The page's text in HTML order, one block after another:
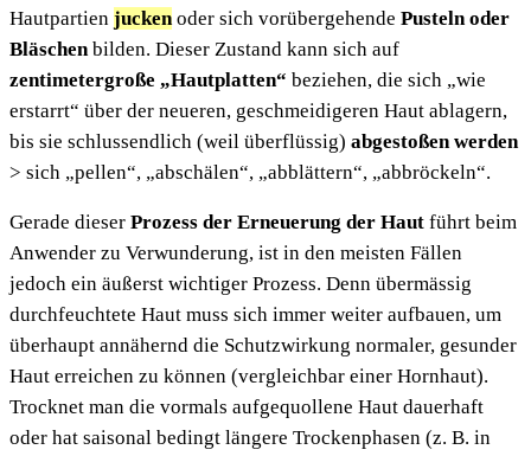
Hautpartien jucken oder sich vorübergehende Pusteln oder
Bläschen bilden. Dieser Zustand kann sich auf
zentimetergroße „Hautplatten“ beziehen, die sich „wie
erstarrt“ über der neueren, geschmeidigeren Haut ablagern,
bis sie schlussendlich (weil überflüssig) abgestoßen werden
> sich „pellen“, „abschälen“, „abblättern“, „abbröckeln“.
Gerade dieser Prozess der Erneuerung der Haut führt beim
Anwender zu Verwunderung, ist in den meisten Fällen
jedoch ein äußerst wichtiger Prozess. Denn übermässig
durchfeuchtete Haut muss sich immer weiter aufbauen, um
überhaupt annähernd die Schutzwirkung normaler, gesunder
Haut erreichen zu können (vergleichbar einer Hornhaut).
Trocknet man die vormals aufgequollene Haut dauerhaft
oder hat saisonal bedingt längere Trockenphasen (z. B. in